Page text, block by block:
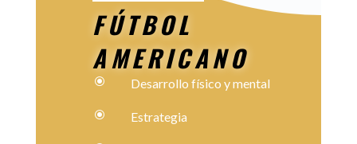
FÚTBOL
AMERICANO
\ Desarrollo físico y mental
\ Estrategia